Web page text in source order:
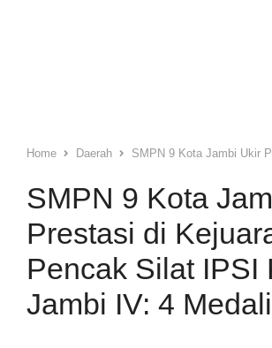
Home Daerah SMPN 9 Kota Jambi Ukir
SMPN 9 Kota
Prestasi di
Pencak Silat IPSI
Jambi IV: 4